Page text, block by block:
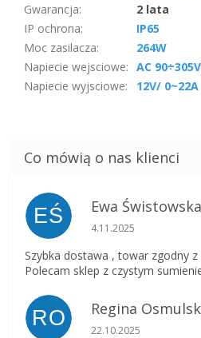
Gwarancja:
2 lata
IP ochrona:
IP65
Moc zasilacza:
264W
Napiecie wejsciowe: AC 90÷305V
Napiecie wyjsciowe: 12V/ 0~22A
EŚ Ewa
Ocena sklepu to 5 na
4.11.2025
Szybka dostawa , towar zgodny z
Polecam sklep z czystym
RO Regina
Ocena sklepu to 5 na
22.10.2025